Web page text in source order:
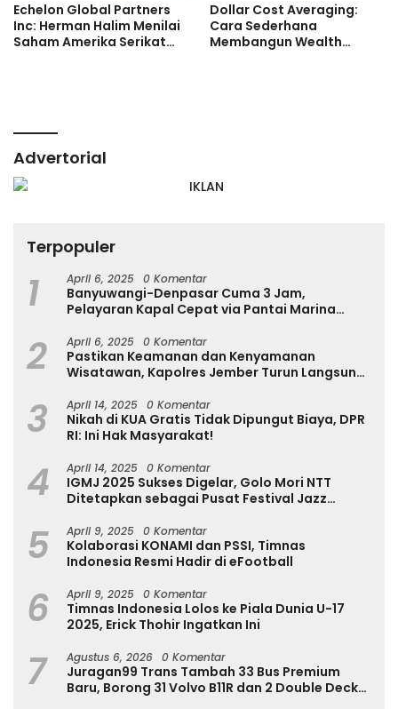
Echelon Global Partners
Inc: Herman Halim Menilai
Saham Amerika Serikat
Dollar Cost Averaging:
Cara Sederhana
Membangun Wealth
Advertorial
Terpopuler
1 April 6, 2025 0 Komentar
Banyuwangi-Denpasar Cuma 3 Jam,
Pelayaran Kapal Cepat via Pantai Marina
2 April 6, 2025 0 Komentar
Pastikan Keamanan dan Kenyamanan
Wisatawan, Kapolres Jember Turun Langsung
3 April 14, 2025 0 Komentar
Nikah di KUA Gratis Tidak Dipungut Biaya, DPR
RI: Ini Hak Masyarakat!
4 April 14, 2025 0 Komentar
IGMJ 2025 Sukses Digelar, Golo Mori NTT
Ditetapkan sebagai Pusat Festival Jazz
5 April 9, 2025 0 Komentar
Kolaborasi KONAMI dan PSSI, Timnas
Indonesia Resmi Hadir di eFootball
6 April 9, 2025 0 Komentar
Timnas Indonesia Lolos ke Piala Dunia U-17
2025, Erick Thohir Ingatkan Ini
7 Agustus 6, 2026 0 Komentar
Juragan99 Trans Tambah 33 Bus Premium
Baru, Borong 31 Volvo B11R dan 2 Double Decker